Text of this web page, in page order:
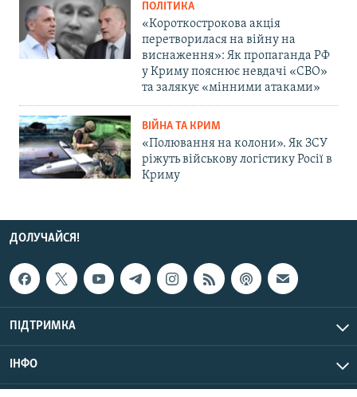
ПОЛІТИКА
«Короткострокова акція
перетворилася на війну на
виснаження»: Як пропаганда РФ
у Криму пояснює невдачі «СВО»
та залякує «мінними атаками»
ВІЙНА ТА КРИМ
«Полювання на колони». Як ЗСУ
ріжуть військову логістику Росії в
Криму
ДОЛУЧАЙСЯ!
ПІДТРИМКА
ІНФО